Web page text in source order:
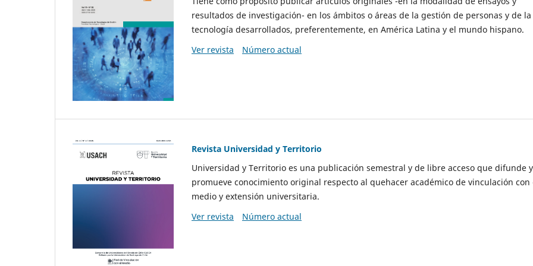
resultados de investigación- en los ámbitos o áreas de la gestión de personas y de la
tecnología desarrollados, preferentemente, en América Latina y el mundo hispano.
Ver revista
Número actual
Revista Universidad y Territorio
Universidad y Territorio es una publicación semestral y de libre acceso que difunde y
promueve conocimiento original respecto al quehacer académico de vinculación con
medio y extensión universitaria.
Ver revista
Número actual